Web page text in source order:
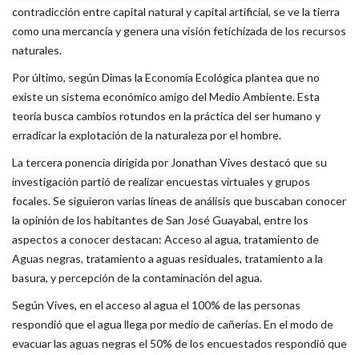
contradicción entre capital natural y capital artificial, se ve la tierra
como una mercancía y genera una visión fetichizada de los recursos
naturales.
Por último, según Dimas la Economía Ecológica plantea que no
existe un sistema económico amigo del Medio Ambiente. Esta
teoría busca cambios rotundos en la práctica del ser humano y
erradicar la explotación de la naturaleza por el hombre.
La tercera ponencia dirigida por Jonathan Vives destacó que su
investigación partió de realizar encuestas virtuales y grupos
focales. Se siguieron varias líneas de análisis que buscaban conocer
la opinión de los habitantes de San José Guayabal, entre los
aspectos a conocer destacan: Acceso al agua, tratamiento de
Aguas negras, tratamiento a aguas residuales, tratamiento a la
basura, y percepción de la contaminación del agua.
Según Vives, en el acceso al agua el 100% de las personas
respondió que el agua llega por medio de cañerías. En el modo de
evacuar las aguas negras el 50% de los encuestados respondió que